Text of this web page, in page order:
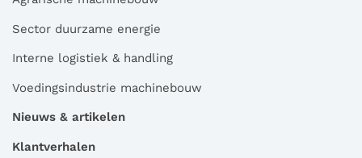
Sector duurzame energie
Interne logistiek & handling
Voedingsindustrie machinebouw
Nieuws & artikelen
Klantverhalen